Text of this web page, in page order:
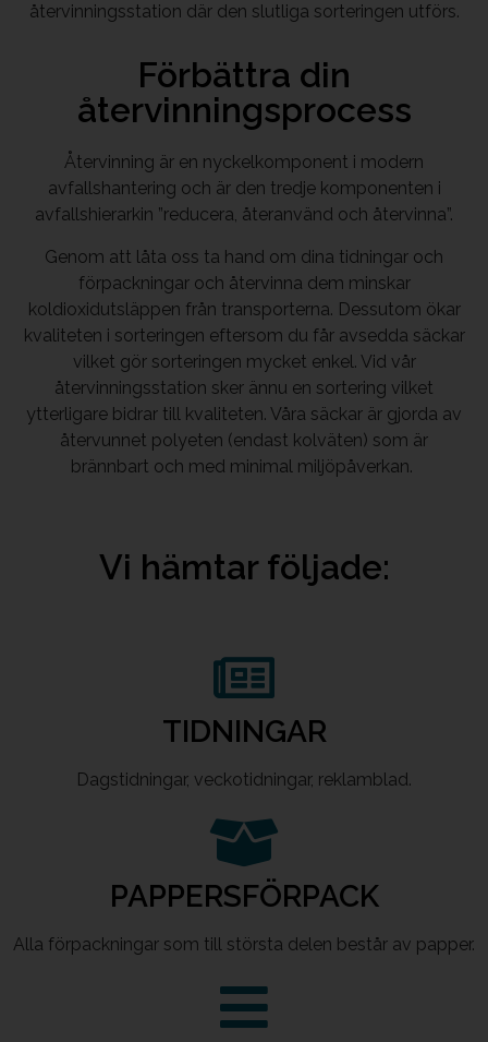
återvinningsstation där den slutliga sorteringen utförs.
Förbättra din
återvinningsprocess
Återvinning är en nyckelkomponent i modern
avfallshantering och är den tredje komponenten i
avfallshierarkin ”reducera, återanvänd och återvinna”.
Genom att låta oss ta hand om dina tidningar och
förpackningar och återvinna dem minskar
koldioxidutsläppen från transporterna. Dessutom ökar
kvaliteten i sorteringen eftersom du får avsedda säckar
vilket gör sorteringen mycket enkel. Vid vår
återvinningsstation sker ännu en sortering vilket
ytterligare bidrar till kvaliteten. Våra säckar är gjorda av
återvunnet polyeten (endast kolväten) som är
brännbart och med minimal miljöpåverkan.
Vi hämtar följade:
TIDNINGAR
Dagstidningar, veckotidningar, reklamblad.
PAPPERSFÖRPACK
Alla förpackningar som till största delen består av papper.